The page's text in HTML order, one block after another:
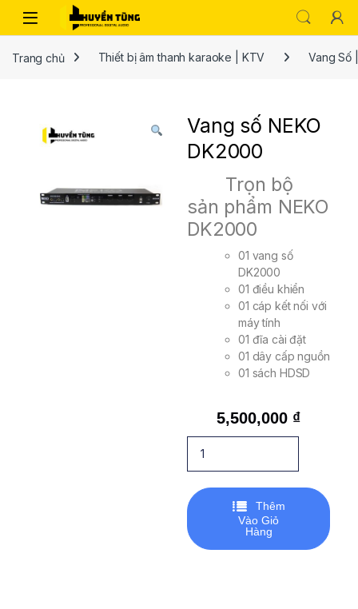
Trang chủ Thiết bị âm thanh karaoke | KTV Vang Số
Vang số NEKO
DK2000
Trọn bộ
sản phẩm NEKO
DK2000
01 vang số
DK2000
01 điều khiển
01 cáp kết nối với
máy tính
01 đĩa cài đặt
01 dây cấp nguồn
01 sách HDSD
5,500,000 ₫
Thêm
Vào Giỏ
Hàng